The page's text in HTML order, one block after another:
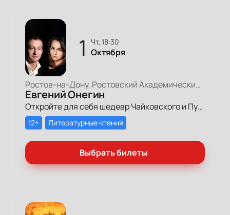
1 чт, 18:30
Октября
Ростов-на-Дону, Ростовский Академический Театр Драмы, Большая сцена
Евгений Онегин
Откройте для себя шедевр Чайковского и Пушкина на сцене Ростовского Театра Драмы. Насладитесь ариями и поэзией в исполнении звезд Большого и Мариинского театров. Забронируйте лучшие места онлайн!
12+ Литературные чтения
Выбрать билеты